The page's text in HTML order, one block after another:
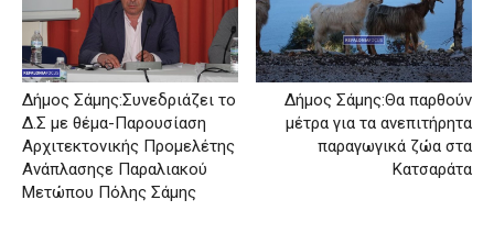
Δήμος Σάμης:Συνεδριάζει το
Δ.Σ με θέμα-Παρουσίαση
Αρχιτεκτονικής Προμελέτης
Ανάπλασηςε Παραλιακού
Μετώπου Πόλης Σάμης
Δήμος Σάμης:Θα παρθούν
μέτρα για τα ανεπιτήρητα
παραγωγικά ζώα στα
Κατσαράτα